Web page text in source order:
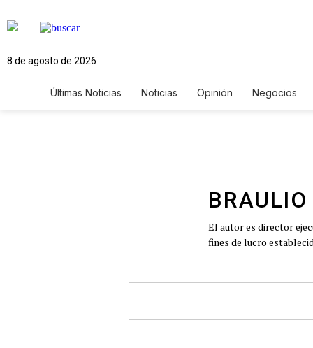
8 de agosto de 2026
Últimas Noticias Noticias Opinión
Negocios
El autor es director
fines de lucro